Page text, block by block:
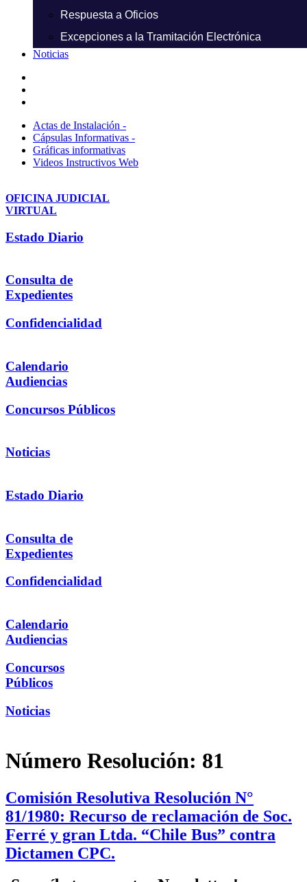
Respuesta a Oficios
Excepciones a la Tramitación Electrónica
Noticias
Actas de Instalación -
Cápsulas Informativas -
Gráficas informativas
Videos Instructivos Web
OFICINA JUDICIAL
VIRTUAL
Estado Diario
Consulta de
Expedientes
Confidencialidad
Calendario
Audiencias
Concursos Públicos
Noticias
Estado Diario
Consulta de
Expedientes
Confidencialidad
Calendario
Audiencias
Concursos
Públicos
Noticias
Número Resolución: 81
Comisión Resolutiva Resolución N°
81/1980: Recurso de reclamación de Soc.
Ferré y gran Ltda. “Chile Bus” contra
Dictamen CPC.